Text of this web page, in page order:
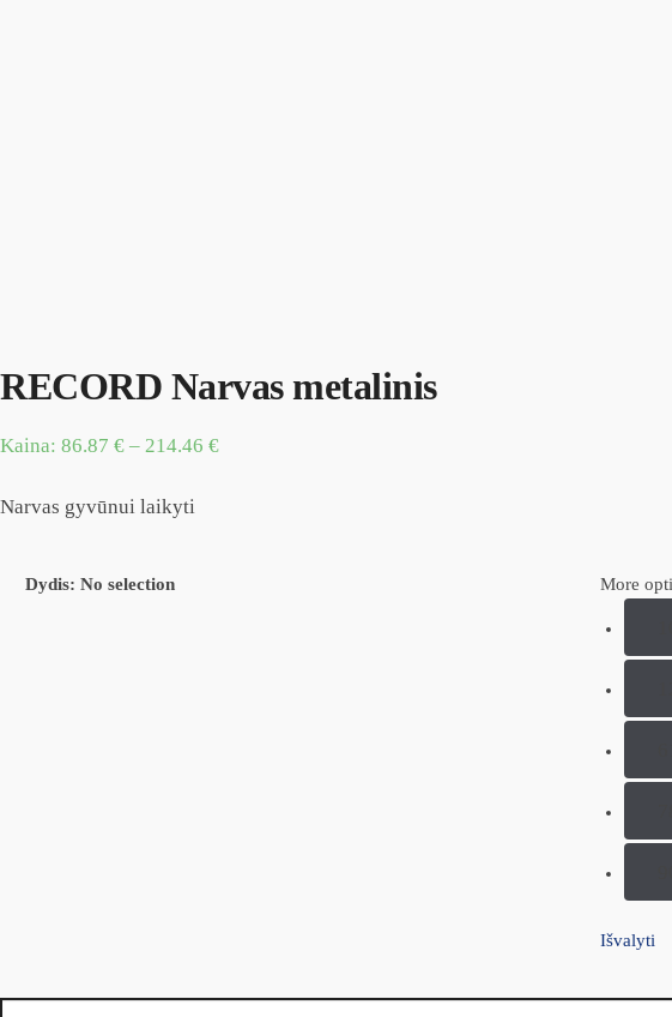
RECORD Narvas metalinis
Kaina: 86.87 € – 214.46 €
Narvas gyvūnui laikyti
Dydis: No selection More
Išvalyti